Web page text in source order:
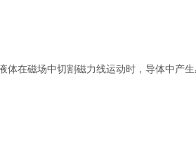
体在磁场中切割磁力线运动时，导体中产